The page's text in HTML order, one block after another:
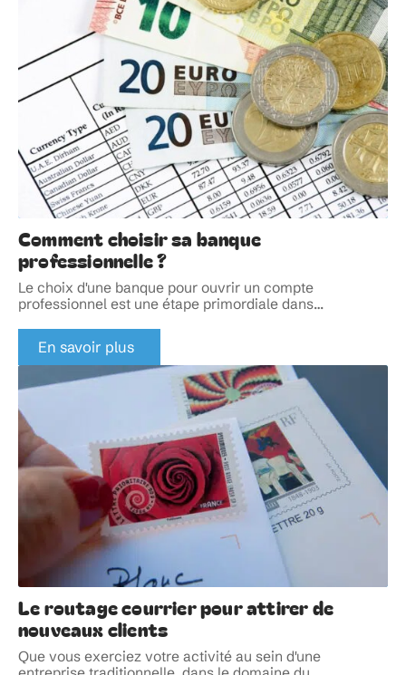
Comment choisir sa banque
professionnelle ?
Le choix d'une banque pour ouvrir un compte
professionnel est une étape primordiale dans…
En savoir plus
Le routage courrier pour attirer de
nouveaux clients
Que vous exerciez votre activité au sein d'une